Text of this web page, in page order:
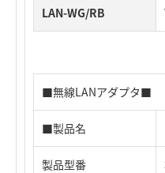
LAN-WG/RB
■無線LANアダプタ■
■製品名
製品型番